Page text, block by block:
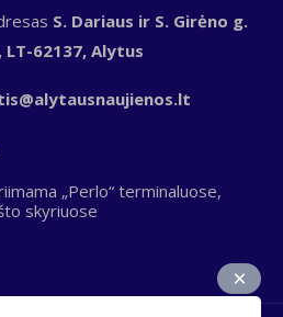
S. Dariaus ir S. Girėno g.
62137, Alytus
„Perlo“ terminaluose,
skyriuose